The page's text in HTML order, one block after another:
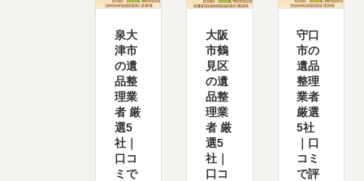
泉大
津市
の遺
品整
理業
者 厳
選5
社｜
口コ
ミで
大阪
市鶴
見区
の遺
品整
理業
者 厳
選5
社｜
口コ
守口
市の
遺品
整理
業者
厳選
5社
｜口
コミ
で評